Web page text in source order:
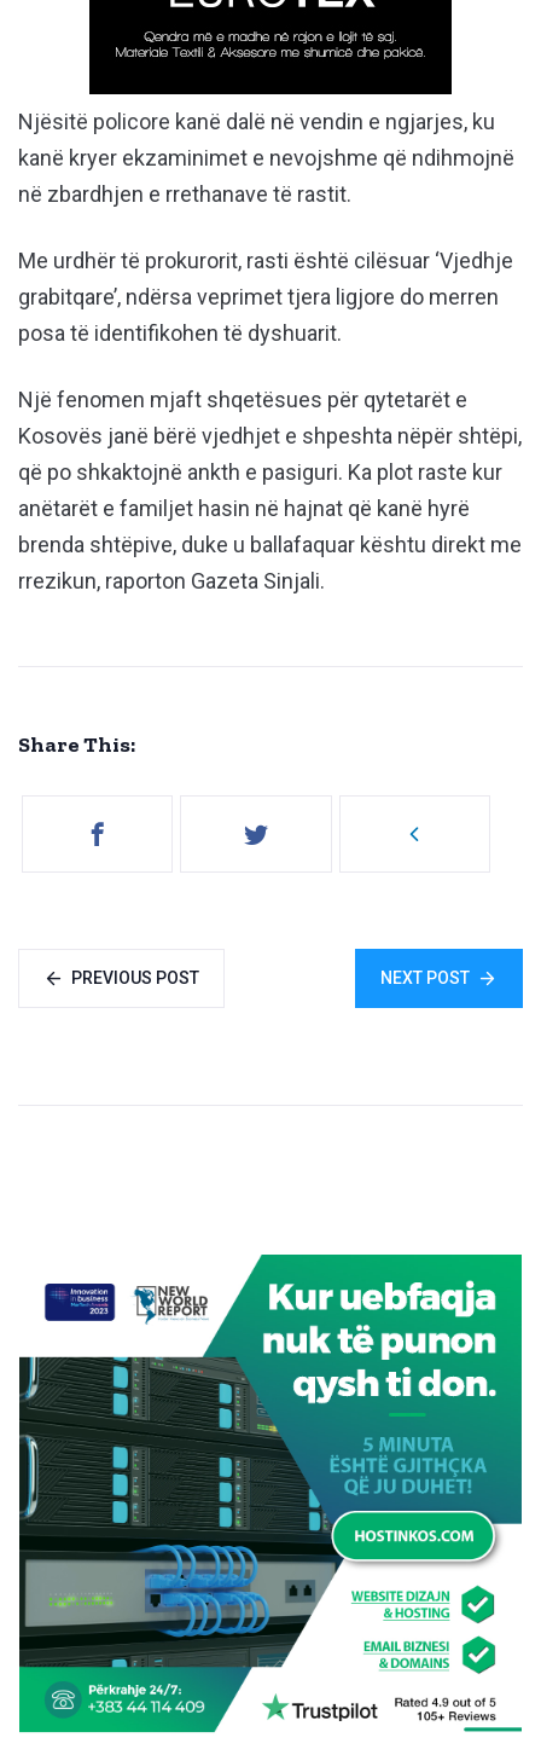
Njësitë policore kanë dalë në vendin e ngjarjes, ku
kanë kryer ekzaminimet e nevojshme që ndihmojnë
në zbardhjen e rrethanave të rastit.
Me urdhër të prokurorit, rasti është cilësuar ‘Vjedhje
grabitqare’, ndërsa veprimet tjera ligjore do merren
posa të identifikohen të dyshuarit.
Një fenomen mjaft shqetësues për qytetarët e
Kosovës janë bërë vjedhjet e shpeshta nëpër shtëpi,
që po shkaktojnë ankth e pasiguri. Ka plot raste kur
anëtarët e familjet hasin në hajnat që kanë hyrë
brenda shtëpive, duke u ballafaquar kështu direkt me
rrezikun, raporton Gazeta Sinjali.
Share This:
PREVIOUS POST NEXT POST